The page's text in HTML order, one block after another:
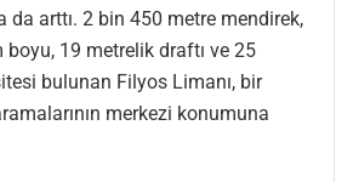
da arttı. 2 bin 450 metre mendirek,
boyu, 19 metrelik draftı ve 25
bulunan Filyos Limanı, bir
merkezi konumuna